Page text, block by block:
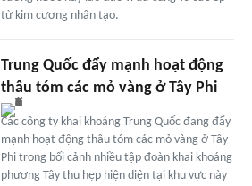
từ kim cương nhân tạo.
Trung Quốc đẩy mạnh hoạt động
thâu tóm các mỏ vàng ở Tây Phi
Các công ty khai khoáng Trung Quốc đang đẩy
mạnh hoạt động thâu tóm các mỏ vàng ở Tây
Phi trong bối cảnh nhiều tập đoàn khai khoáng
phương Tây thu hẹp hiện diện tại khu vực này